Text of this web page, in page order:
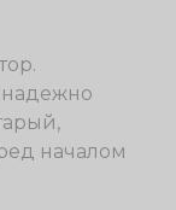
началом